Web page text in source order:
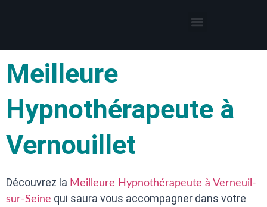
Meilleure
Hypnothérapeute à
Vernouillet
Découvrez la Meilleure Hypnothérapeute à Verneuil-
sur-Seine qui saura vous accompagner dans votre